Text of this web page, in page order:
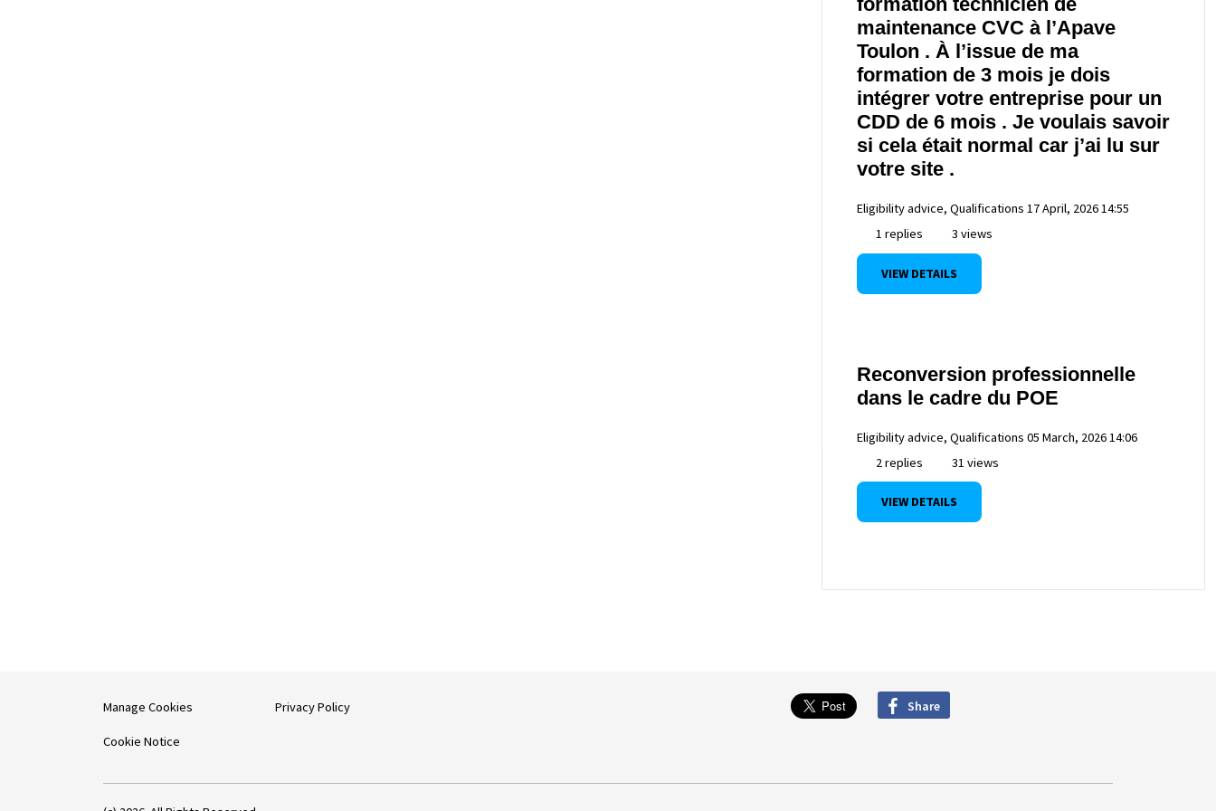
maintenance CVC à l’Apave
Toulon . À l’issue de ma
formation de 3 mois je dois
intégrer votre entreprise pour un
CDD de 6 mois . Je voulais savoir
si cela était normal car j’ai lu sur
votre site .
Eligibility advice, Qualifications 17 April, 2026 14:55
1 replies
3 views
VIEW DETAILS
Reconversion professionnelle
dans le cadre du POE
Eligibility advice, Qualifications 05 March, 2026 14:06
2 replies
31 views
VIEW DETAILS
Manage Cookies
Cookie Notice
Privacy Policy Share